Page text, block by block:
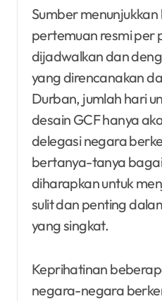
Sumber
pertemuan resmi per
dijadwalkan dan
yang direncanakan
Durban, jumlah hari
desain GCF hanya
delegasi negara
bertanya-tanya
diharapkan untuk
sulit dan penting
yang singkat.
Keprihatinan
negara-negara